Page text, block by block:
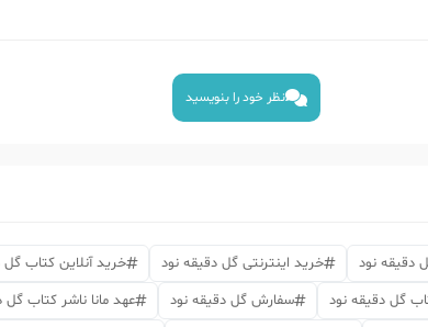
نظر خود را بنویسید
دقیقه نود خرید اینترنتی گل دقیقه نود خرید آنلاین کتاب گل
گل دقیقه نود سفارش گل دقیقه نود عهد مانا ناشر کتاب گل